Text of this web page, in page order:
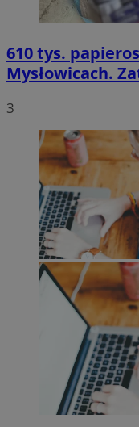
610 tys.
Mysłowicach.
3